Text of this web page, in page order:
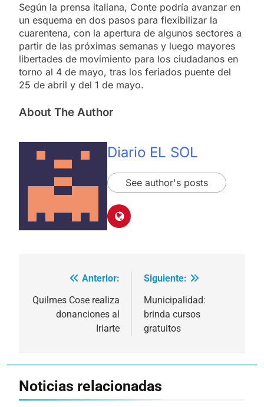
Según la prensa italiana, Conte podría avanzar en
un esquema en dos pasos para flexibilizar la
cuarentena, con la apertura de algunos sectores a
partir de las próximas semanas y luego mayores
libertades de movimiento para los ciudadanos en
torno al 4 de mayo, tras los feriados puente del
25 de abril y del 1 de mayo.
About The Author
Diario EL SOL
See author's posts
Navegación
de
Anterior:
Quilmes Cose realiza
donanciones al
Iriarte
Siguiente:
Municipalidad:
brinda cursos
gratuitos
Noticias relacionadas